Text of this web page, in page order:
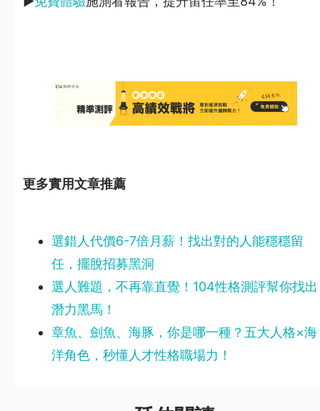
更多實用文章推薦
選錯人代價6-7倍月薪！找出對的人能穩穩留
任，擺脫招募黑洞
選人難題，不再靠直覺！104性格測評幫你找出
潛力黑馬！
章魚、劍魚、海豚，你是哪一種？五大人格×海
洋角色，秒懂人才性格職場力！